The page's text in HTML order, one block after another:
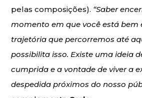
pelas composições). “Saber
momento em que você está bem
trajetória que percorremos até
possibilita isso. Existe uma ideia
cumprida e a vontade de viver a
despedida próximos do nosso